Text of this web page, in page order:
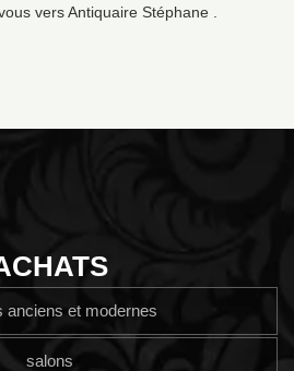
vers Antiquaire Stéphane .
anciens et modernes
salons